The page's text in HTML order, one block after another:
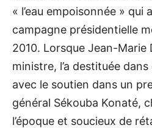
« l’eau empoisonnée » qui
campagne présidentielle
2010. Lorsque Jean-Marie
ministre, l’a destituée
avec le soutien dans un
général Sékouba Konaté,
l’époque et soucieux de